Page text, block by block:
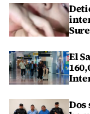
El
Dos